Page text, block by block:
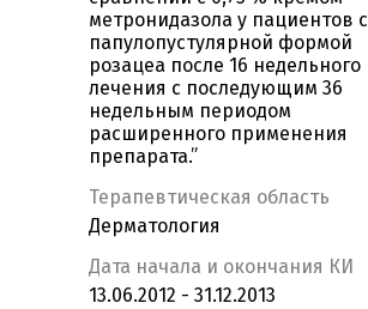
метронидазола у пациентов с
папулопустулярной формой
розацеа после 16 недельного
лечения с последующим 36
недельным периодом
расширенного применения
препарата.”
Терапевтическая область
Дерматология
Дата начала и окончания КИ
13.06.2012 - 31.12.2013